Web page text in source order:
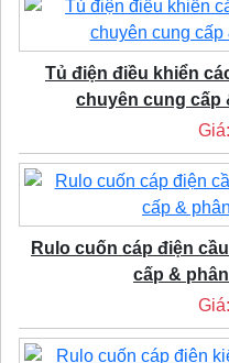
Tủ điện điều khiển
chuyên cung cấp
Giá:
Rulo cuốn cáp điện
cấp &
Giá: